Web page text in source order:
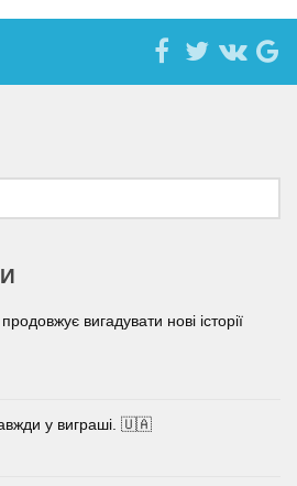
вигадувати нові історії
у виграші. 🇺🇦